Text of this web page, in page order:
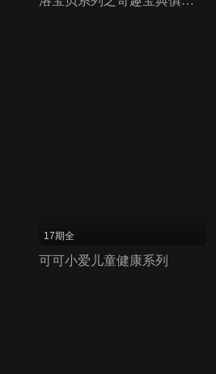
17期全
可可小爱儿童健康系列